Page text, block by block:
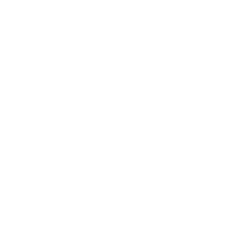
です。
ず変更すること